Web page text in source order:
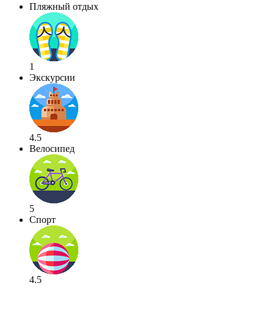
Пляжный отдых
1
Экскурсии
4.5
Велосипед
5
Спорт
4.5